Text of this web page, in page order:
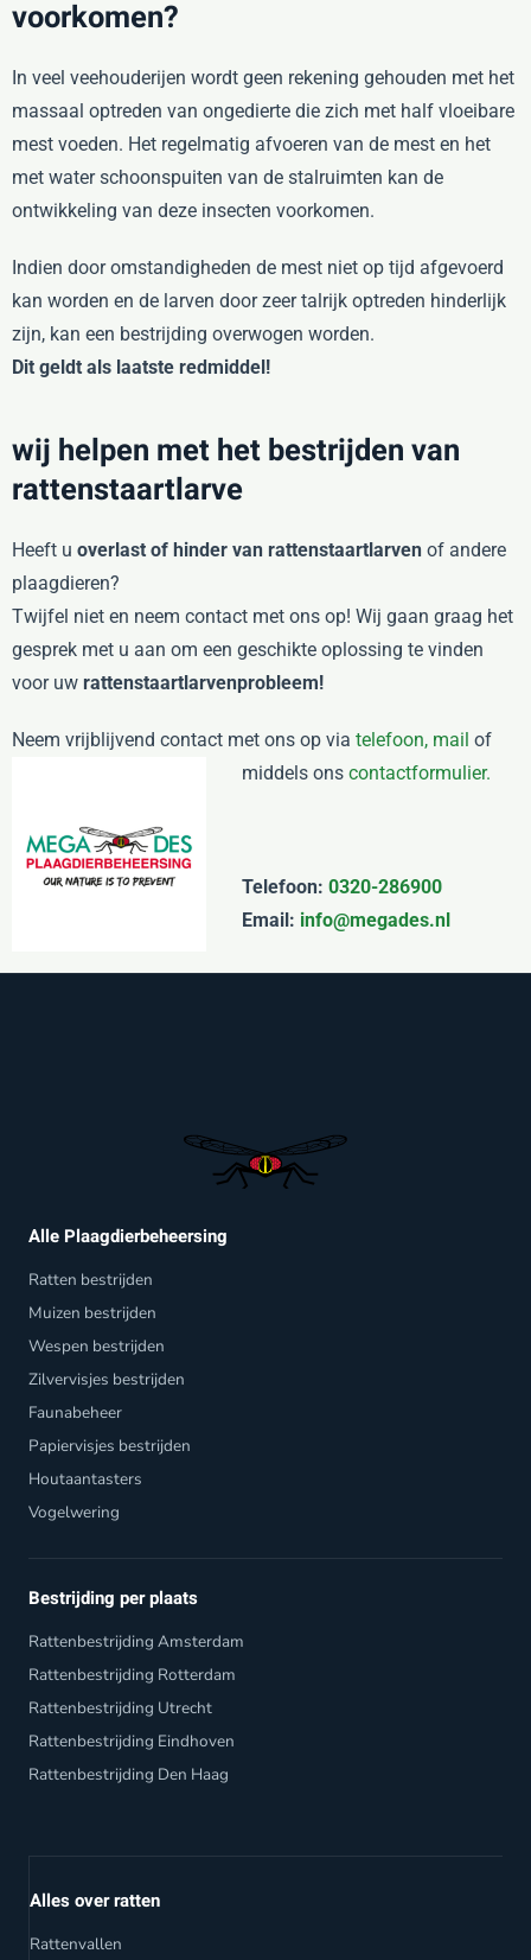
voorkomen?
In veel veehouderijen wordt geen rekening gehouden met het
massaal optreden van ongedierte die zich met half vloeibare
mest voeden. Het regelmatig afvoeren van de mest en het
met water schoonspuiten van de stalruimten kan de
ontwikkeling van deze insecten voorkomen.
Indien door omstandigheden de mest niet op tijd afgevoerd
kan worden en de larven door zeer talrijk optreden hinderlijk
zijn, kan een bestrijding overwogen worden.
Dit geldt als laatste redmiddel!
wij helpen met het bestrijden van
rattenstaartlarve
Heeft u overlast of hinder van rattenstaartlarven of andere
plaagdieren?
Twijfel niet en neem contact met ons op! Wij gaan graag het
gesprek met u aan om een geschikte oplossing te vinden
voor uw rattenstaartlarvenprobleem!
Neem vrijblijvend contact met ons op via telefoon, mail of
middels ons contactformulier.
Telefoon: 0320-286900
Email: info@megades.nl
Alle Plaagdierbeheersing
Ratten bestrijden
Muizen bestrijden
Wespen bestrijden
Zilvervisjes bestrijden
Faunabeheer
Papiervisjes bestrijden
Houtaantasters
Vogelwering
Bestrijding per plaats
Rattenbestrijding Amsterdam
Rattenbestrijding Rotterdam
Rattenbestrijding Utrecht
Rattenbestrijding Eindhoven
Rattenbestrijding Den Haag
Alles over ratten
Rattenvallen